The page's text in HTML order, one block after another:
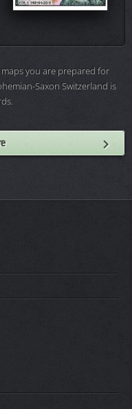
you are prepared for
Saxon Switzerland is